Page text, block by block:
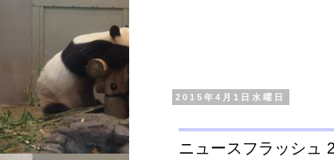
2015年4月1日水曜日
ニュースフラッシュ